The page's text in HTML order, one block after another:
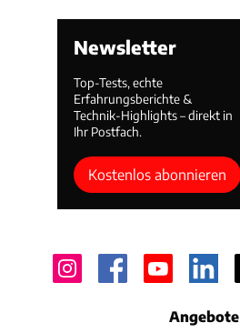
Newsletter
Top-Tests, echte
Erfahrungsberichte &
Technik-Highlights – direkt in
Ihr Postfach.
Kostenlos abonnieren
Angebote